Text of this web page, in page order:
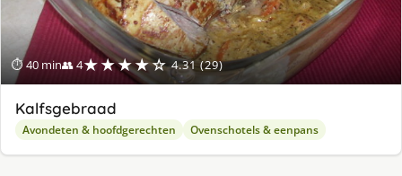
⏱ 40 min👥 4★★★★☆ 4.31 (29)
Kalfsgebraad
Avondeten & hoofdgerechten Ovenschotels & eenpans